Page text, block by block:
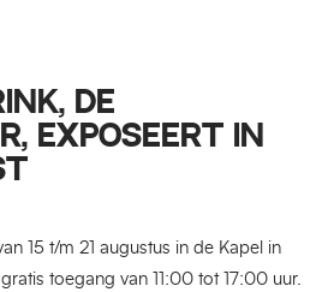
DE
EXPOSEERT IN
15 t/m 21 augustus in de Kapel in
toegang van 11:00 tot 17:00 uur.